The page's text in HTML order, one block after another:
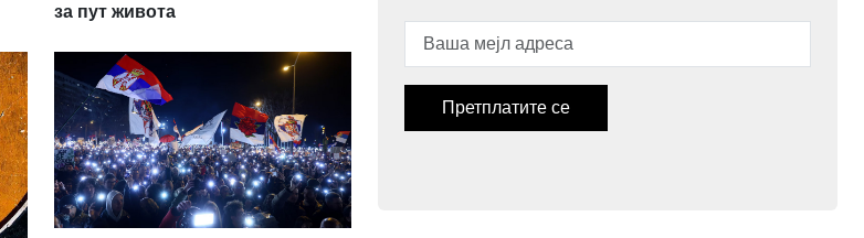
за пут живота
Претплатите се